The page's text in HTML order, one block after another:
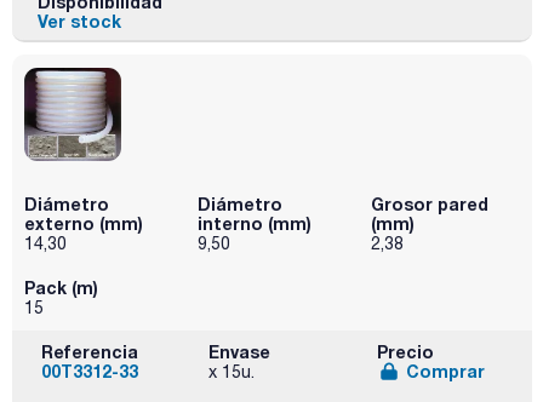
Ver stock
Diámetro
externo (mm)
14,30
Diámetro
interno (mm)
9,50
Grosor pared
(mm)
2,38
Pack (m)
15
Referencia
00T3312-33
Envase
x 15u.
Precio
Comprar